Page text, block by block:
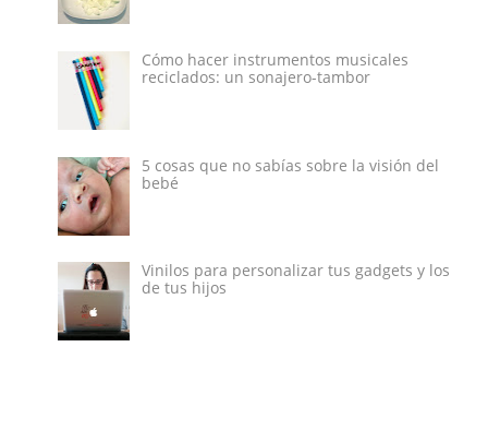
Cómo hacer instrumentos musicales
reciclados: un sonajero-tambor
5 cosas que no sabías sobre la visión del
bebé
Vinilos para personalizar tus gadgets y los
de tus hijos